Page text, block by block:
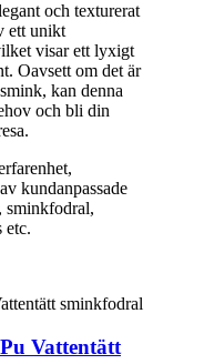
och texturerat
ett unikt
visar ett lyxigt
Oavsett om det är
kan denna
och bli din
kundanpassade
sminkfodral,
etc.
Vattentätt